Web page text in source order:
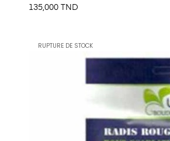
135,000 TND
RUPTURE DE STOCK